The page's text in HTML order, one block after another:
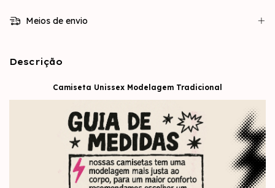
Meios de envio
Descrição
Camiseta Unissex Modelagem Tradicional